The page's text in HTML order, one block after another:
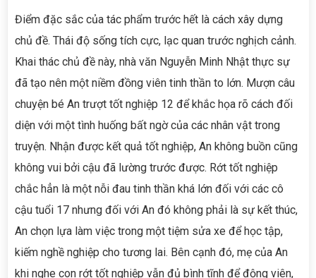
Điểm đặc sắc của tác phẩm trước hết là cách xây dựng
chủ đề. Thái độ sống tích cực, lạc quan trước nghịch cảnh.
Khai thác chủ đề này, nhà văn Nguyễn Minh Nhật thực sự
đã tạo nên một niềm đồng viên tinh thần to lớn. Mượn câu
chuyện bé An trượt tốt nghiệp 12 để khắc họa rõ cách đối
diện với một tình huống bất ngờ của các nhân vật trong
truyện. Nhận được kết quả tốt nghiệp, An không buồn cũng
không vui bởi cậu đã lường trước được. Rớt tốt nghiệp
chắc hẳn là một nỗi đau tinh thần khá lớn đối với các cô
cậu tuổi 17 nhưng đối với An đó không phải là sự kết thúc,
An chọn lựa làm việc trong một tiệm sửa xe để học tập,
kiếm nghề nghiệp cho tương lai. Bên cạnh đó, mẹ của An
khi nghe con rớt tốt nghiệp vẫn đủ bình tĩnh để động viên,